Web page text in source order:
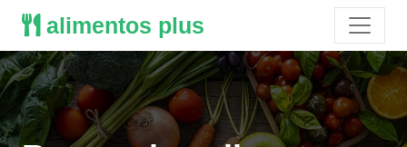
alimentos plus